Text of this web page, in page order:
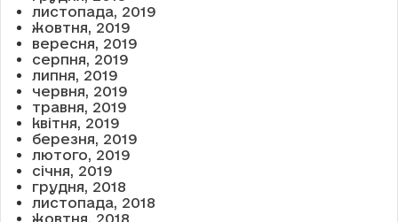
листопада, 2019
жовтня, 2019
вересня, 2019
серпня, 2019
липня, 2019
червня, 2019
травня, 2019
квітня, 2019
березня, 2019
лютого, 2019
січня, 2019
грудня, 2018
листопада, 2018
жовтня, 2018